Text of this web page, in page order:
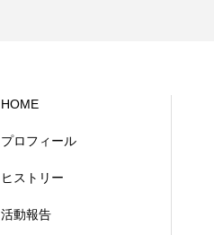
HOME
プロフィール
ヒストリー
活動報告